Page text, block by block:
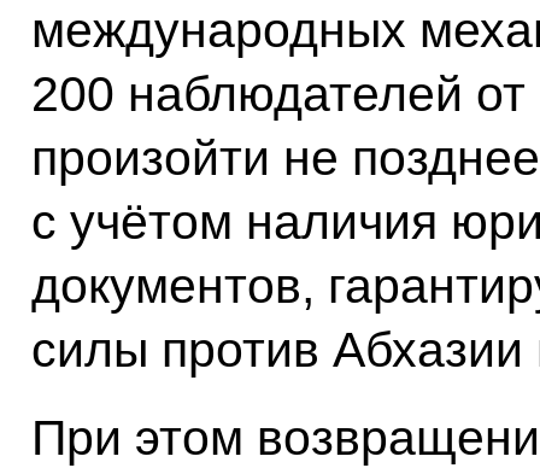
международных
200 наблюдателей
произойти не
с учётом наличия
документов,
силы против
При этом